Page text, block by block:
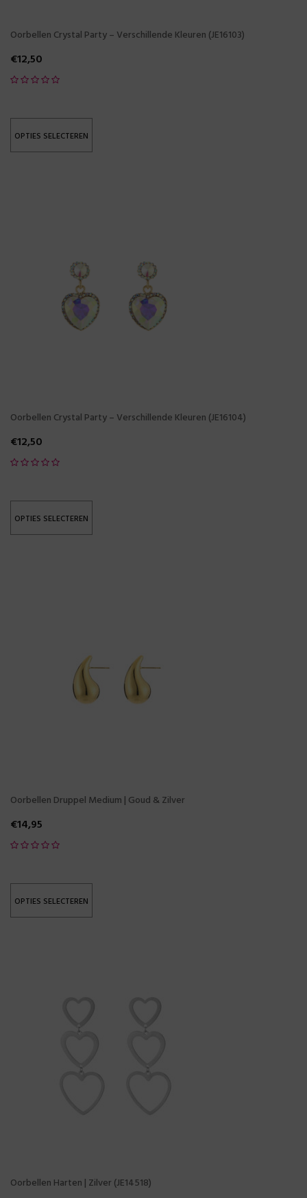
Oorbellen Crystal Party – Verschillende Kleuren (JE16103)
€12,50
OPTIES SELECTEREN
Oorbellen Crystal Party – Verschillende Kleuren (JE16104)
€12,50
OPTIES SELECTEREN
Oorbellen Druppel Medium | Goud & Zilver
€14,95
OPTIES SELECTEREN
Oorbellen Harten | Zilver (JE14518)